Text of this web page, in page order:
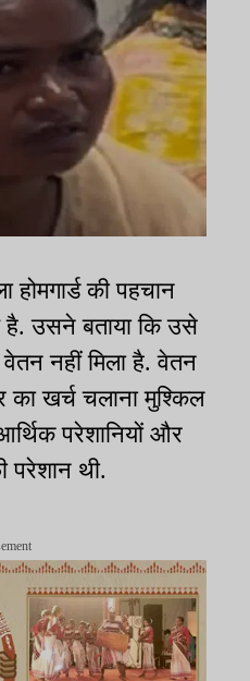
की पहचान
है. उसने बताया कि उसे
नहीं मिला है. वेतन
का खर्च चलाना मुश्किल
परेशानियों और
परेशान थी.